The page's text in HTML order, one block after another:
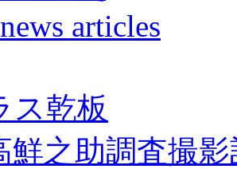
articles
ス乾板
鮮之助調査撮